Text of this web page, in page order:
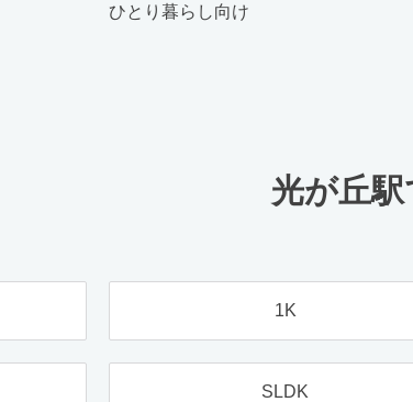
ひとり暮らし向け
光が丘
1K
SLDK